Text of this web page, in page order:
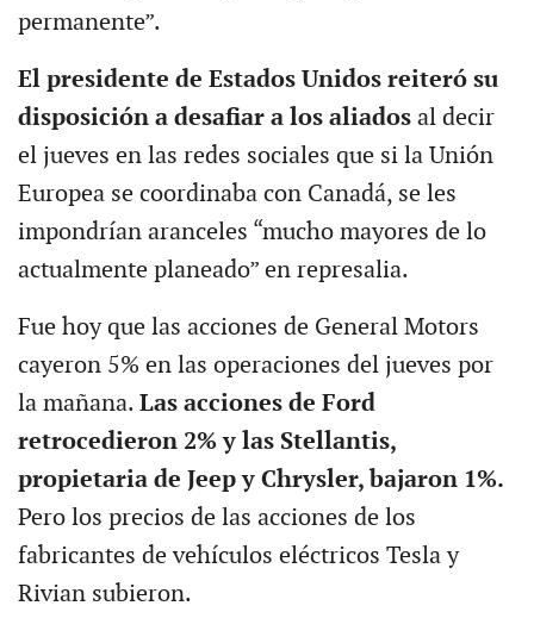
permanente”.
El presidente de Estados Unidos reiteró su
disposición a desafiar a los aliadosal decir
el jueves en las redes sociales que si la Unión
Europea se coordinaba con Canadá, se les
impondrían aranceles “mucho mayores de lo
actualmente planeado” en represalia.
Fue hoy que las acciones de General Motors
cayeron 5% en las operaciones del jueves por
la mañana. Las acciones de Ford
retrocedieron 2% y las Stellantis,
propietaria de Jeep y Chrysler, bajaron 1%.
Pero los precios de las acciones de los
fabricantes de vehículos eléctricos Tesla y
Rivian subieron.